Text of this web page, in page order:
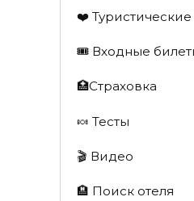
❤️ Туристические
🎟️ Входные
🏥Страховка
🍬 Тесты
🎬 Видео
🏨 Поиск отеля